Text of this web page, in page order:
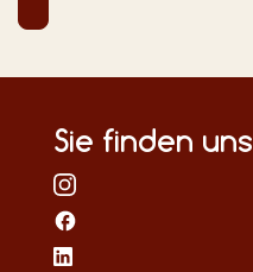
Sie finden uns